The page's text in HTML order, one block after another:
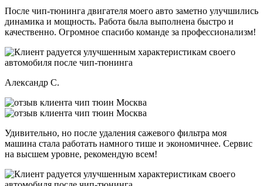
После чип-тюнинга двигателя моего авто заметно улучшились
динамика и мощность. Работа была выполнена быстро и
качественно. Огромное спасибо команде за профессионализм!
Александр С.
Удивительно, но после удаления сажевого фильтра моя
машина стала работать намного тише и экономичнее. Сервис
на высшем уровне, рекомендую всем!